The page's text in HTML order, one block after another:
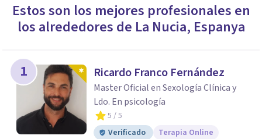
ENCONTRAR MI TERAPEUTA
¿Necesitas ayuda para encontrar el
Responde a unas breves preguntas y te ofreceremos
los profesionales que más se ajustan a tus
necesidades.
Responder cuestionario
Estos son los mejores profesionales en
los alrededores de La Nucia, Espanya
1 Ricardo Franco Fernández
Master Oficial en Sexología Clínica y
Ldo. En psicología
5 / 5
Verificado
Terapia Online